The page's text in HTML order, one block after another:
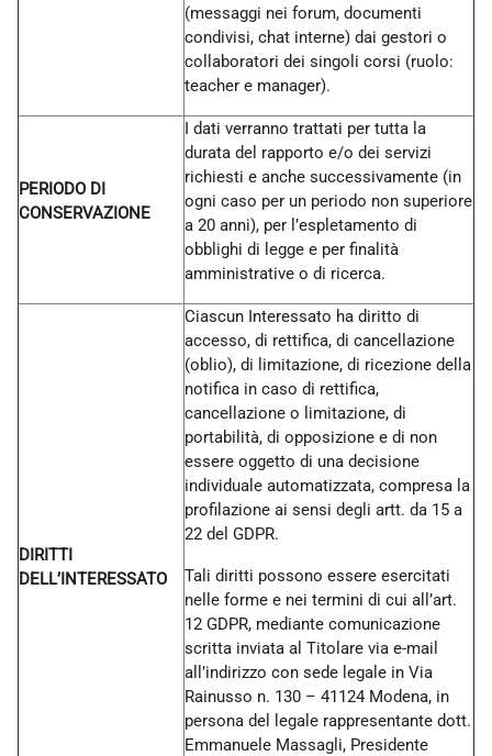
(messaggi nei forum, documenti
condivisi, chat interne) dai gestori o
collaboratori dei singoli corsi (ruolo:
teacher e manager).
PERIODO DI
CONSERVAZIONE
I dati verranno trattati per tutta la
durata del rapporto e/o dei servizi
richiesti e anche successivamente (in
ogni caso per un periodo non superiore
a 20 anni), per l’espletamento di
obblighi di legge e per finalità
amministrative o di ricerca.
DIRITTI
DELL’INTERESSATO
Ciascun Interessato ha diritto di
accesso, di rettifica, di cancellazione
(oblio), di limitazione, di ricezione della
notifica in caso di rettifica,
cancellazione o limitazione, di
portabilità, di opposizione e di non
essere oggetto di una decisione
individuale automatizzata, compresa la
profilazione ai sensi degli artt. da 15 a
22 del GDPR.
Tali diritti possono essere esercitati
nelle forme e nei termini di cui all’art.
12 GDPR, mediante comunicazione
scritta inviata al Titolare via e-mail
all’indirizzo con sede legale in Via
Rainusso n. 130 – 41124 Modena, in
persona del legale rappresentante dott.
Emmanuele Massagli, Presidente